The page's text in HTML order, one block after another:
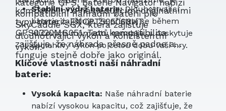
Stabilní výdrž baterie:Dlouhotrvající
baterie zajišťuje, že přístroj se během
klíčových momentů nenabije, a poskytuje
spolehlivý výkon po celou dobu vaší hry.
kategorie GPS, baterie Navigator nabízí
kompatibilní náhradní baterii pro
SkyCaddie SGX, která zajišťuje
dlouhotrvající výkon a konzistentní
výkon.
kompatibilní s následujícími originálními
typy baterií: ENCPT505068HT,
GPS0320MG051. Tato kompatibilita
zajišťuje, že náhrada přesně padne a
funguje stejně dobře jako originál.
Klíčové vlastnosti naší náhradní
baterie:
Vysoká kapacita: Naše náhradní baterie
nabízí vysokou kapacitu, což zajišťuje, že